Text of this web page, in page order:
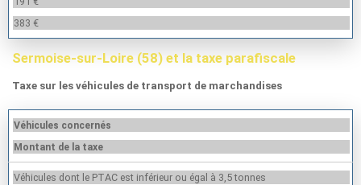
383 €
Sermoise-sur-Loire (58) et la taxe parafiscale
Taxe sur les véhicules de transport de marchandises
Véhicules concernés
Montant de la taxe
Véhicules dont le PTAC est inférieur ou égal à 3,5 tonnes